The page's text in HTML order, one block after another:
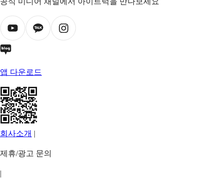
앱 다운로드
회사소개 |
제휴/광고 문의
|